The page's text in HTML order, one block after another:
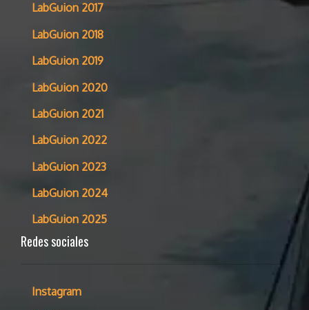
LabGuion 2017
LabGuion 2018
LabGuion 2019
LabGuion 2020
LabGuion 2021
LabGuion 2022
LabGuion 2023
LabGuion 2024
LabGuion 2025
Redes sociales
Instagram